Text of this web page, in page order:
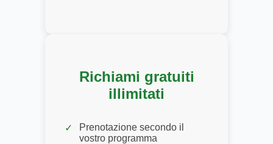
Richiami gratuiti
illimitati
Prenotazione secondo il
vostro programma